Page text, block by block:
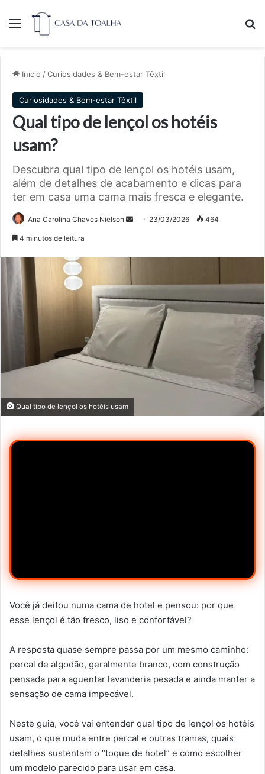
Menu
Início /Curiosidades & Bem-estar Têxtil
Curiosidades & Bem-estar Têxtil
Qual tipo de lençol os hotéis
usam?
Descubra qual tipo de lençol os hotéis usam,
além de detalhes de acabamento e dicas para
ter em casa uma cama mais fresca e elegante.
Ana Carolina Chaves Nielson
Mande23/03/2026 464
4 minutos de leitura
Qual tipo de lençol os hotéis usam
Você já deitou numa cama de hotel e pensou: por que
esse lençol é tão fresco, liso e confortável?
A resposta quase sempre passa por um mesmo caminho:
percal de algodão, geralmente branco, com construção
pensada para aguentar lavanderia pesada e ainda manter a
sensação de cama impecável.
Neste guia, você vai entender qual tipo de lençol os hotéis
usam, o que muda entre percal e outras tramas, quais
detalhes sustentam o “toque de hotel” e como escolher
um modelo parecido para usar em casa.